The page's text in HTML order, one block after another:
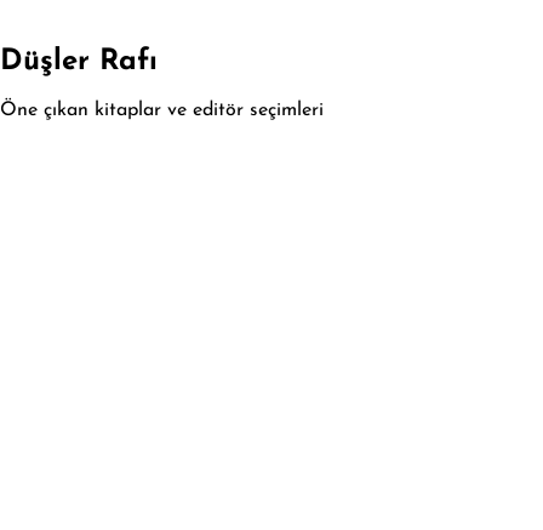
Düşler Rafı
Öne çıkan kitaplar ve editör seçimleri